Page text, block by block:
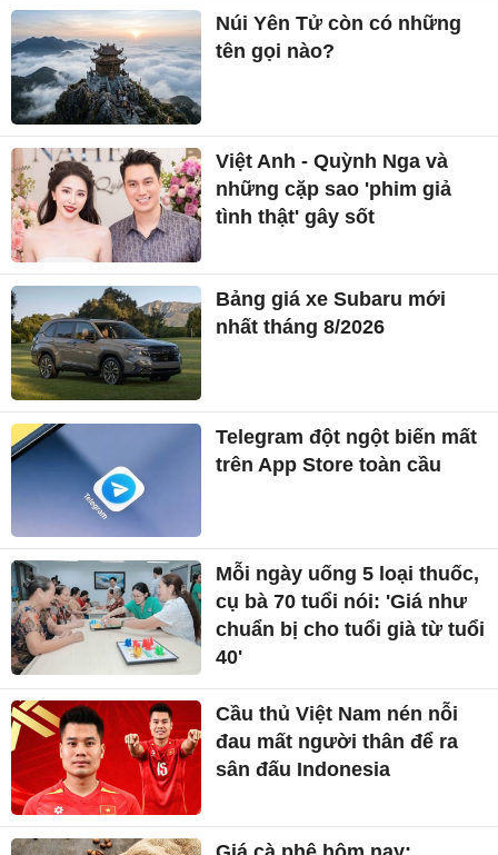
Núi Yên Tử còn có những
tên gọi nào?
Việt Anh - Quỳnh Nga và
những cặp sao 'phim giả
tình thật' gây sốt
Bảng giá xe Subaru mới
nhất tháng 8/2026
Telegram đột ngột biến mất
trên App Store toàn cầu
Mỗi ngày uống 5 loại thuốc,
cụ bà 70 tuổi nói: 'Giá như
chuẩn bị cho tuổi già từ tuổi
40'
Cầu thủ Việt Nam nén nỗi
đau mất người thân để ra
sân đấu Indonesia